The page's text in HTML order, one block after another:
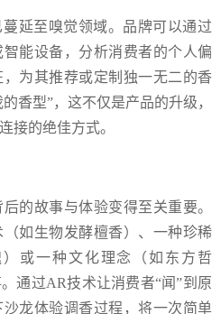
延至嗅觉领域。品牌可以通过
能设备，分析消费者的个人偏
为其推荐或定制独一无二的香
香型”，这不仅是产品的升级，
接的绝佳方式。
的故事与体验变得至关重要。
如生物发酵檀香）、一种珍稀
或一种文化理念（如东方哲
通过AR技术让消费者“闻”到原
龙体验调香过程，将一次简单